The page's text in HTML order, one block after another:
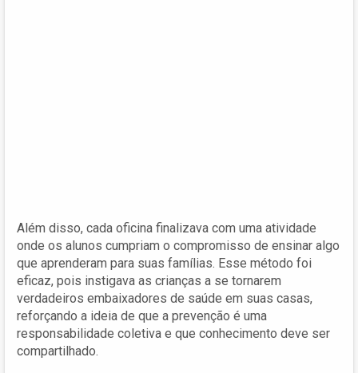
Além disso, cada oficina finalizava com uma atividade
onde os alunos cumpriam o compromisso de ensinar algo
que aprenderam para suas famílias. Esse método foi
eficaz, pois instigava as crianças a se tornarem
verdadeiros embaixadores de saúde em suas casas,
reforçando a ideia de que a prevenção é uma
responsabilidade coletiva e que conhecimento deve ser
compartilhado.